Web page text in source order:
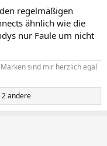
regelmäßigen
ähnlich wie die
nur Faule um nicht
sind mir herzlich egal
2 andere